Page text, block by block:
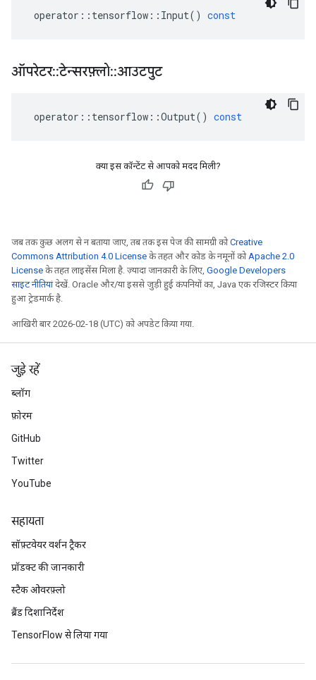
operator :: tensorflow :: Input() const
ऑपरेटर::टेन्सरफ़्लो::आउटपुट
operator :: tensorflow ::Output() const
क्या इस कॉन्टेंट से आपको मदद मिली?
जब तक कुछ अलग से न बताया जाए, तब तक इस पेज की सामग्री कोCreative
Commons Attribution 4.0 License के तहत और कोड के नमूनों कोApache 2.0
License के तहत लाइसेंस मिला है. ज़्यादा जानकारी के लिए, Google Developers
साइट नीतियांदेखें. Oracle और/या इससे जुड़ी हुई कंपनियों का, Java एक रजिस्टर किया
हुआ ट्रेडमार्क है.
आखिरी बार 2026-02-18 (UTC) को अपडेट किया गया.
जुड़े रहें
ब्लॉग
फ़ोरम
GitHub
Twitter
YouTube
सहायता
सॉफ़्टवेयर वर्शन ट्रैकर
प्रॉडक्ट की जानकारी
स्टैक ओवरफ़्लो
ब्रैंड दिशानिर्देश
TensorFlow से लिया गया